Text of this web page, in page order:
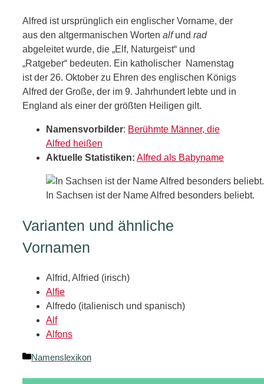
Alfred ist ursprünglich ein englischer Vorname, der
aus den altgermanischen Worten alfund rad
abgeleitet wurde, die „Elf, Naturgeist“ und
„Ratgeber“ bedeuten. Ein katholischer Namenstag
ist der 26. Oktober zu Ehren des englischen Königs
Alfred der Große, der im 9. Jahrhundert lebte und in
England als einer der größten Heiligen gilt.
Namensvorbilder: Berühmte Männer, die
Alfred heißen
Aktuelle Statistiken: Alfred als Babyname
In Sachsen ist der Name Alfred besonders beliebt.
Varianten und ähnliche
Vornamen
Alfrid, Alfried (irisch)
Alfie
Alfredo (italienisch und spanisch)
Alf
Alfons
Kategorien
Namenslexikon